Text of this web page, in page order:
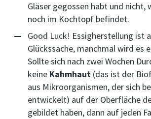
Gläser gegossen habt und nicht,
noch im Kochtopf befindet.
Good Luck! Essigherstellung ist
Glückssache, manchmal wird es
Sollte sich nach zwei Wochen
keine Kahmhaut (das ist der
aus Mikroorganismen, der sich
entwickelt) auf der Oberfläche
gebildet haben, dann auf jeden